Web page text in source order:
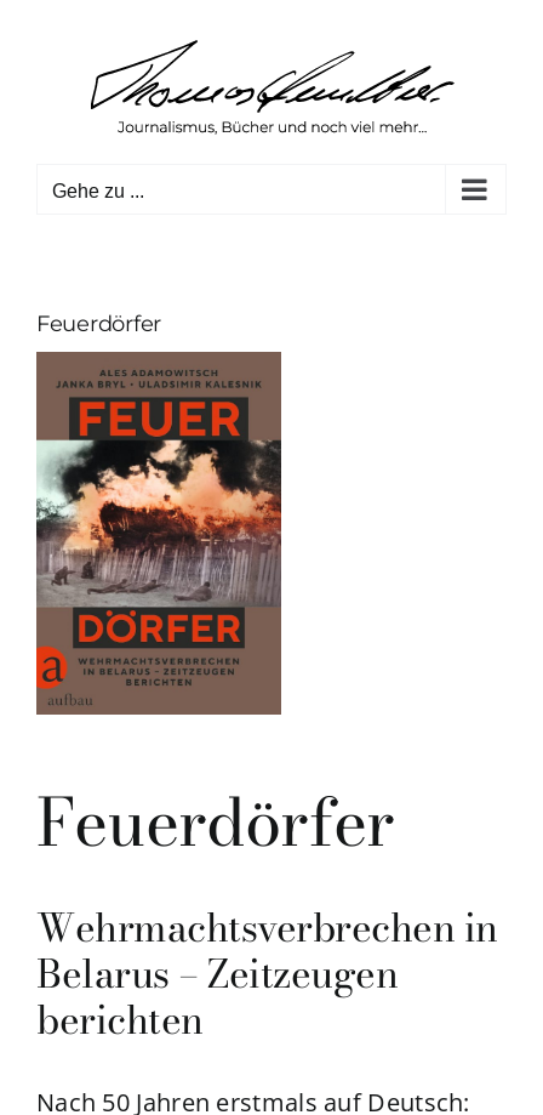
springen
Gehe zu ...
Feuerdörfer
Feuerdörfer
Wehrmachtsverbrechen in
Belarus – Zeitzeugen
berichten
Nach 50 Jahren erstmals auf Deutsch: